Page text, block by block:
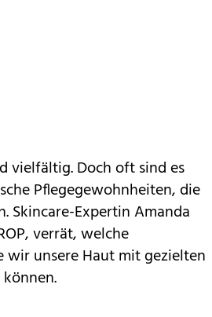
vielfältig. Doch oft sind es
Pflegegewohnheiten, die
Skincare-Expertin Amanda
verrät, welche
unsere Haut mit gezielten